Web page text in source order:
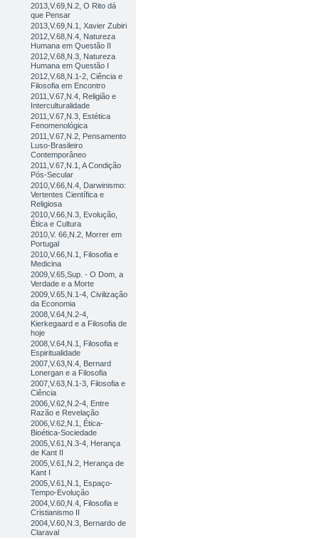
2013,V.69,N.2, O Rito dá
que Pensar
2013,V.69,N.1, Xavier Zubiri
2012,V.68,N.4, Natureza
Humana em Questão II
2012,V.68,N.3, Natureza
Humana em Questão I
2012,V.68,N.1-2, Ciência e
Filosofia em Encontro
2011,V.67,N.4, Religião e
Interculturalidade
2011,V.67,N.3, Estética
Fenomenológica
2011,V.67,N.2, Pensamento
Luso-Brasileiro
Contemporâneo
2011,V.67,N.1, A Condição
Pós-Secular
2010,V.66,N.4, Darwinismo:
Vertentes Científica e
Religiosa
2010,V.66,N.3, Evolução,
Ética e Cultura
2010,V. 66,N.2, Morrer em
Portugal
2010,V.66,N.1, Filosofia e
Medicina
2009,V.65,Sup. - O Dom, a
Verdade e a Morte
2009,V.65,N.1-4, Civilização
da Economia
2008,V.64,N.2-4,
Kierkegaard e a Filosofia de
hoje
2008,V.64,N.1, Filosofia e
Espiritualidade
2007,V.63,N.4, Bernard
Lonergan e a Filosofia
2007,V.63,N.1-3, Filosofia e
Ciência
2006,V.62,N.2-4, Entre
Razão e Revelação
2006,V.62,N.1, Ética-
Bioética-Sociedade
2005,V.61,N.3-4, Herança
de Kant II
2005,V.61,N.2, Herança de
Kant I
2005,V.61,N.1, Espaço-
Tempo-Evolução
2004,V.60,N.4, Filosofia e
Cristianismo II
2004,V.60,N.3, Bernardo de
Claraval